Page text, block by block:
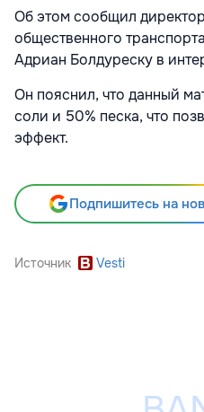
Об этом сообщил
общественного
Адриан Болдуреску в
Он пояснил, что данный
соли и 50% песка, что
эффект.
Подпишитесь на
Источник Vesti